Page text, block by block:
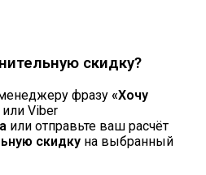
скидку?
фразу «Хочу
Viber
или отправьте ваш расчёт
скидку на выбранный